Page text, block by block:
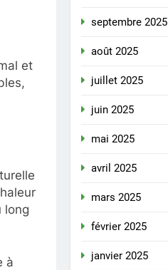
et
long
à
septembre 2025
août 2025
juillet 2025
juin 2025
mai 2025
avril 2025
mars 2025
février 2025
janvier 2025